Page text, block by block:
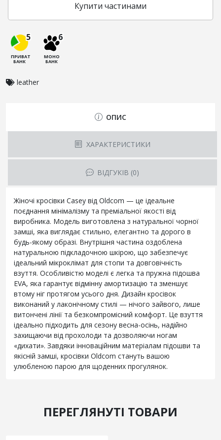
Купити частинами
5
ПРИВАТ
БАНК
6
МОНО
БАНК
leather
ОПИС
ХАРАКТЕРИСТИКИ
ВІДГУКІВ (0)
Жіночі кросівки Casey від Oldcom — це ідеальне
поєднання мінімалізму та преміальної якості від
виробника. Модель виготовлена з натуральної чорної
замші, яка виглядає стильно, елегантно та дорого в
будь-якому образі. Внутрішня частина оздоблена
натуральною підкладочною шкірою, що забезпечує
ідеальний мікроклімат для стопи та довговічність
взуття. Особливістю моделі є легка та пружна підошва
EVA, яка гарантує відмінну амортизацію та зменшує
втому ніг протягом усього дня. Дизайн кросівок
виконаний у лаконічному стилі — нічого зайвого, лише
витончені лінії та безкомпромісний комфорт. Це взуття
ідеально підходить для сезону весна-осінь, надійно
захищаючи від прохолоди та дозволяючи ногам
«дихати». Завдяки інноваційним матеріалам підошви та
якісній замші, кросівки Oldcom стануть вашою
улюбленою парою для щоденних прогулянок.
ПЕРЕГЛЯНУТІ ТОВАРИ